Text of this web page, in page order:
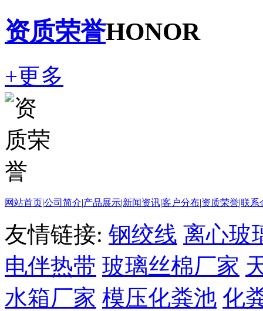
资质荣誉HONOR
+更多
网站首页|公司简介|产品展示|新闻资讯|客户分布|资质荣誉|联系
友情链接: 钢绞线 离心玻
电伴热带 玻璃丝棉厂家
水箱厂家 模压化粪池 化